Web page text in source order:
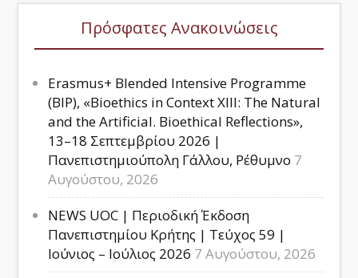
Πρόσφατες Ανακοινώσεις
Erasmus+ Blended Intensive Programme
(BIP), «Bioethics in Context XIII: The Natural
and the Artificial. Bioethical Reflections»,
13–18 Σεπτεμβρίου 2026 |
Πανεπιστημιούπολη Γάλλου, Ρέθυμνο 7
Αυγούστου, 2026
NEWS UOC | Περιοδική Έκδοση
Πανεπιστημίου Κρήτης | Τεύχος 59 |
Ιούνιος – Ιούλιος 2026 7 Αυγούστου, 2026